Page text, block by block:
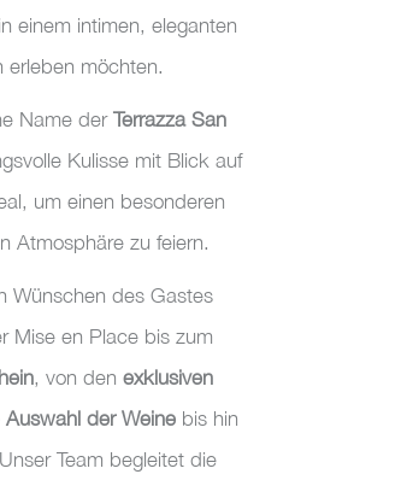
einem intimen, eleganten
erleben möchten.
Name der Terrazza San
Kulisse mit Blick auf
um einen besonderen
Atmosphäre zu feiern.
Wünschen des Gastes
Mise en Place bis zum
, von den exklusiven
Auswahl der Weinebis hin
Team begleitet die